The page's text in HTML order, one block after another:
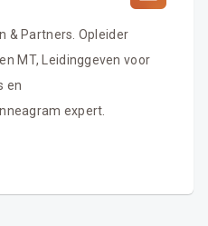
& Partners. Opleider
MT, Leidinggeven voor
en
expert.